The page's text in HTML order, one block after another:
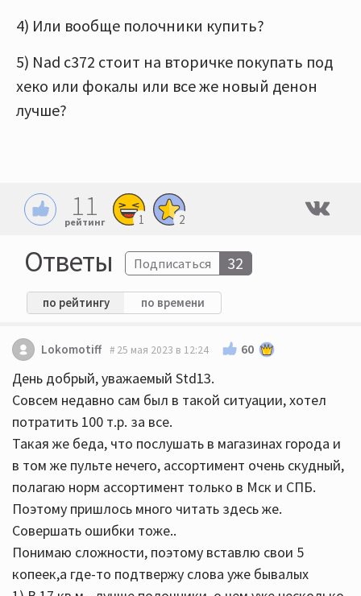
4) Или вообще полочники купить?
5) Nad c372 стоит на вторичке покупать под
хеко или фокалы или все же новый денон
лучше?
11
рейтинг 1 2
Ответы Подписаться 32
по рейтингу по времени
Lokomotiff 25 мая 2023 в 12:24 60
День добрый, уважаемый Std13.
Совсем недавно сам был в такой ситуации, хотел
потратить 100 т.р. за все.
Такая же беда, что послушать в магазинах города и
в том же пульте нечего, ассортимент очень скудный,
полагаю норм ассортимент только в Мск и СПБ.
Поэтому пришлось много читать здесь же.
Совершать ошибки тоже..
Понимаю сложности, поэтому вставлю свои 5
копеек,а где-то подтвержу слова уже бывалых